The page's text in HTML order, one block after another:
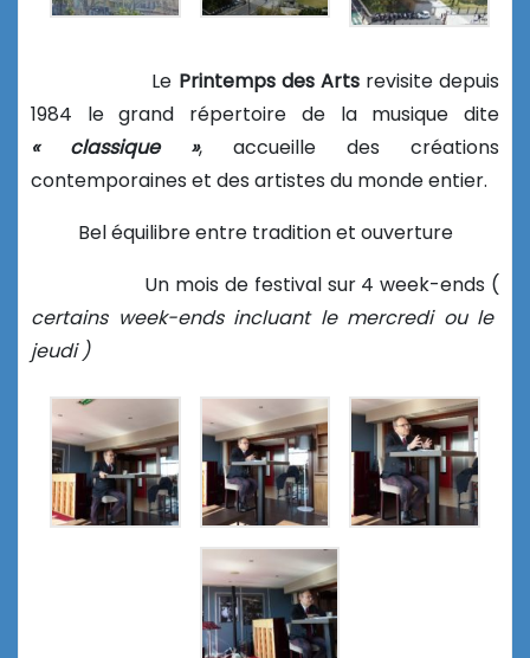
Le Printemps des Artsrevisite depuis
1984 le grand répertoire de la musique dite
« classique », accueille des créations
contemporaines et des artistes du monde entier.
Bel équilibre entre tradition et ouverture
Un mois de festival sur 4 week-ends (
certains week-ends incluant le mercredi ou le
jeudi )